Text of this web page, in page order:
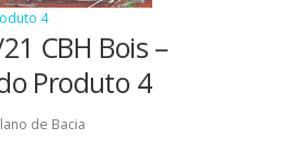
4
CBH Bois –
Produto 4
de Bacia